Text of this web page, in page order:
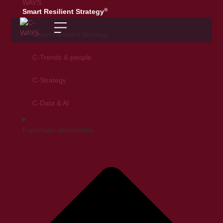
Smart Resilient Strategy®
Smart Resilient Strategy
C-Trends & people
C-Strategy
C-Data & AI
Expertises sectorielles